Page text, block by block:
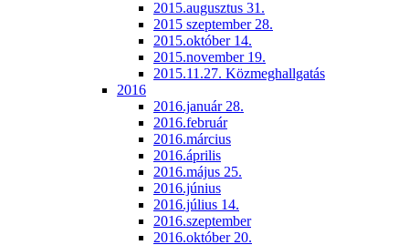
2015.augusztus 31.
2015 szeptember 28.
2015.október 14.
2015.november 19.
2015.11.27. Közmeghallgatás
2016
2016.január 28.
2016.február
2016.március
2016.április
2016.május 25.
2016.június
2016.július 14.
2016.szeptember
2016.október 20.